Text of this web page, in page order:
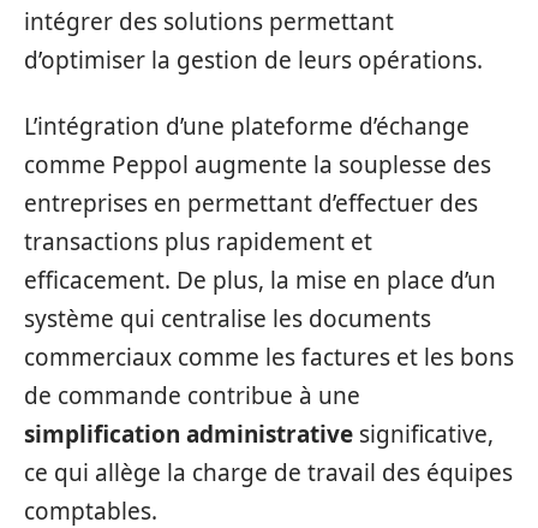
intégrer des solutions permettant
d’optimiser la gestion de leurs opérations.
L’intégration d’une plateforme d’échange
comme Peppol augmente la souplesse des
entreprises en permettant d’effectuer des
transactions plus rapidement et
efficacement. De plus, la mise en place d’un
système qui centralise les documents
commerciaux comme les factures et les bons
de commande contribue à une
simplification administrative significative,
ce qui allège la charge de travail des équipes
comptables.